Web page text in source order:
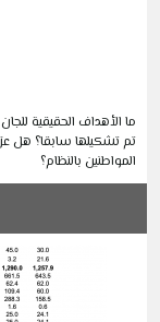
ما الأهداف الحقيقية
تم تشكيلها سابقا؟ هل
المواطنين بالنظام؟